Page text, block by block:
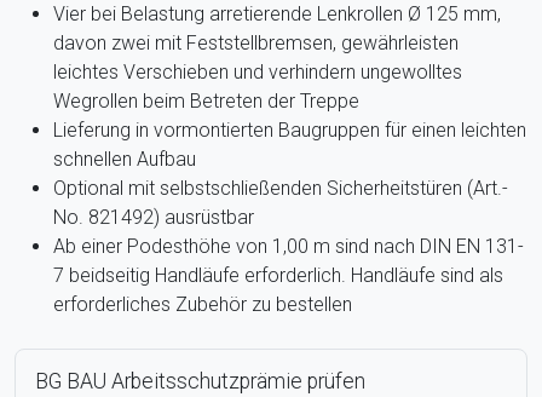
Vier bei Belastung arretierende Lenkrollen Ø 125 mm,
davon zwei mit Feststellbremsen, gewährleisten
leichtes Verschieben und verhindern ungewolltes
Wegrollen beim Betreten der Treppe
Lieferung in vormontierten Baugruppen für einen leichten
schnellen Aufbau
Optional mit selbstschließenden Sicherheitstüren (Art.-
No. 821492) ausrüstbar
Ab einer Podesthöhe von 1,00 m sind nach DIN EN 131-
7 beidseitig Handläufe erforderlich. Handläufe sind als
erforderliches Zubehör zu bestellen
BG BAU Arbeitsschutzprämie prüfen